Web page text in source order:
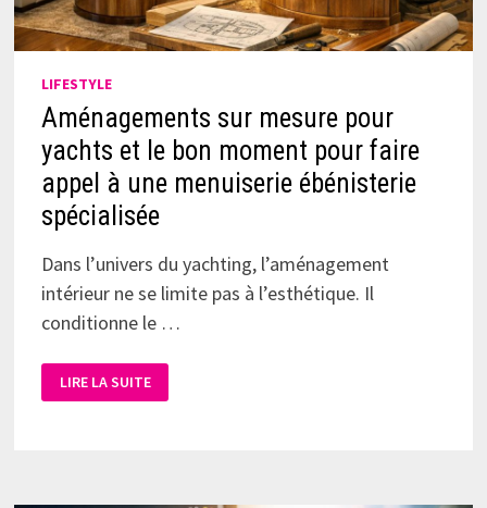
LIFESTYLE
Aménagements sur mesure pour
yachts et le bon moment pour faire
appel à une menuiserie ébénisterie
spécialisée
Dans l’univers du yachting, l’aménagement
intérieur ne se limite pas à l’esthétique. Il
conditionne le …
LIRE LA SUITE